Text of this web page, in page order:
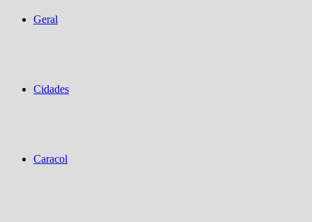
Geral
Cidades
Caracol